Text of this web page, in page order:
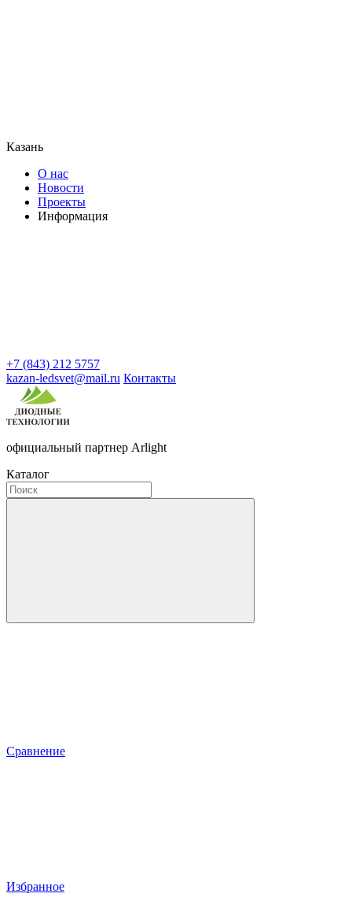
Казань
О нас
Новости
Проекты
Информация
+7 (843) 212 5757
kazan-ledsvet@mail.ru Контакты
официальный партнер Arlight
Каталог
Сравнение
Избранное